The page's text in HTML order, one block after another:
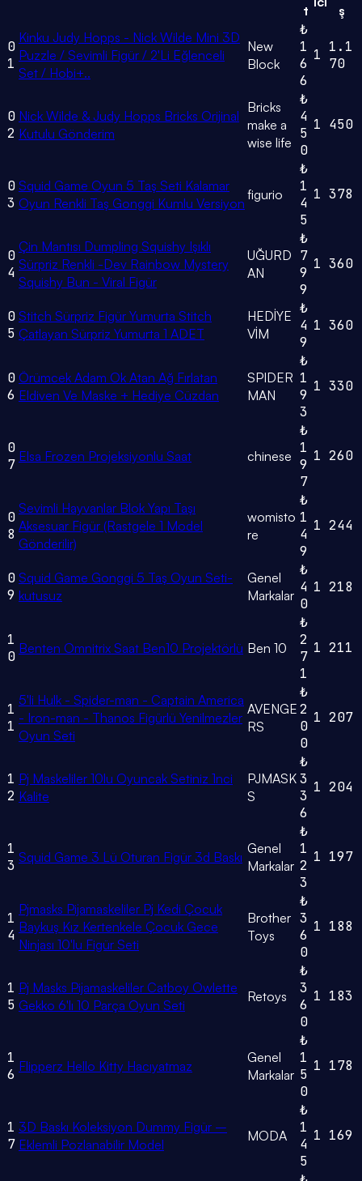
t
ş
0
1
Kinku Judy Hopps - Nick Wilde Mini 3D
Puzzle / Sevimli Figür / 2'Li Eğlenceli
Set / Hobi+..
New
Block
₺
1
6
6
1 1.1
70
0
2
Nick Wilde & Judy Hopps Bricks Orijinal
Kutulu Gönderim
Bricks
make a
wise life
₺
4
5
0
1 450
0
3
Squid Game Oyun 5 Taş Seti Kalamar
Oyun Renkli Taş Gonggi Kumlu Versiyon
figurio
₺
1
4
5
1 378
0
4
Çin Mantısı Dumpling Squishy Işıklı
Sürpriz Renkli -Dev Rainbow Mystery
Squishy Bun - Viral Figür
UĞURD
AN
₺
7
9
9
1 360
0
5
Stitch Sürpriz Figür Yumurta Stitch
Çatlayan Sürpriz Yumurta 1 ADET
HEDİYE
VİM
₺
4
9
1 360
0
6
Örümcek Adam Ok Atan Ağ Fırlatan
Eldiven Ve Maske + Hediye Cüzdan
SPIDER
MAN
₺
1
9
3
1 330
0
7 Elsa Frozen Projeksiyonlu Saat chinese
₺
1
9
7
1 260
0
8
Sevimli Hayvanlar Blok Yapı Taşı
Aksesuar Figür (Rastgele 1 Model
Gönderilir)
womisto
re
₺
1
4
9
1 244
0
9
Squid Game Gonggi 5 Taş Oyun Seti-
kutusuz
Genel
Markalar
₺
4
0
1 218
1
0 Benten Omnitrix Saat Ben10 Projektörlü Ben 10
₺
2
7
1
1 211
1
1
5'li Hulk - Spider-man - Captain America
- Iron-man - Thanos Figürlü Yenilmezler
Oyun Seti
AVENGE
RS
₺
2
0
0
1 207
1
2
Pj Maskeliler 10lu Oyuncak Setiniz 1nci
Kalite
PJMASK
S
₺
3
3
6
1 204
1
3 Squid Game 3 Lü Oturan Figür 3d Baskı
Genel
Markalar
₺
1
2
3
1 197
1
4
Pjmasks Pijamaskeliler Pj Kedi Çocuk
Baykuş Kız Kertenkele Çocuk Gece
Ninjası 10'lu Figür Seti
Brother
Toys
₺
3
6
0
1 188
1
5
Pj Masks Pijamaskeliler Catboy Owlette
Gekko 6'lı 10 Parça Oyun Seti
Retoys
₺
3
6
0
1 183
1
6 Flipperz Hello Kitty Hacıyatmaz
Genel
Markalar
₺
1
5
0
1 178
1
7
3D Baskı Koleksiyon Dummy Figür –
Eklemli Pozlanabilir Model
MODA
₺
1
4
5
1 169